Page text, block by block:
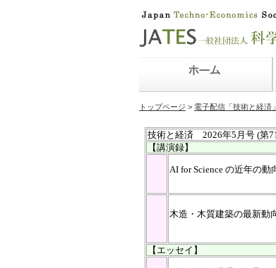
トップページ > 電子配信「技術と経済」